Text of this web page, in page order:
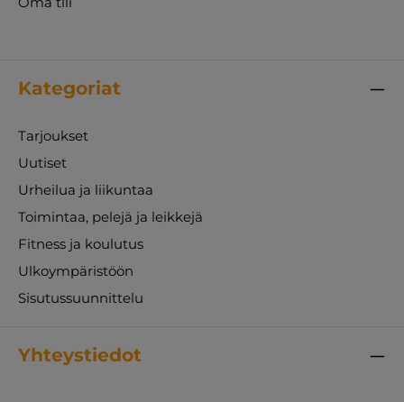
Kategoriat
Tarjoukset
Uutiset
Urheilua ja liikuntaa
Toimintaa, pelejä ja leikkejä
Fitness ja koulutus
Ulkoympäristöön
Sisutussuunnittelu
Yhteystiedot